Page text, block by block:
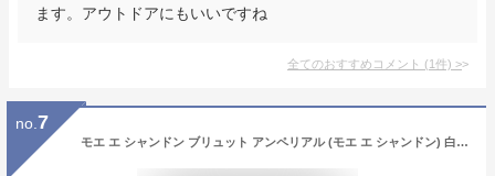
ます。アウトドアにもいいですね
全てのおすすめコメント (1件) >
no. 7
モエ エ シャンドン ブリュット アンペリアル (モエ エ シャンドン) 白 泡 N.V 正規 箱付 750ml シャンパン シャンパーニュMoet et Chandon Brut Imperial Gift Box【eu_ff】